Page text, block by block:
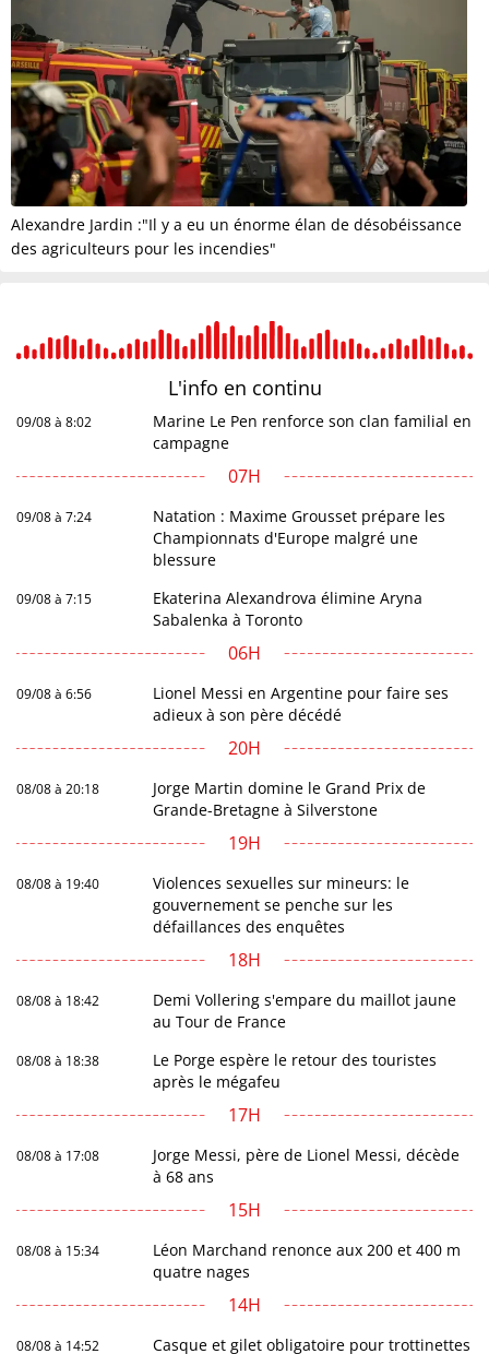
Alexandre Jardin :"Il y a eu un énorme élan de désobéissance
des agriculteurs pour les incendies"
L'info en continu
09/08 à 8:02
Marine Le Pen renforce son clan familial en
campagne
07H
09/08 à 7:24
Natation : Maxime Grousset prépare les
Championnats d'Europe malgré une
blessure
09/08 à 7:15
Ekaterina Alexandrova élimine Aryna
Sabalenka à Toronto
06H
09/08 à 6:56
Lionel Messi en Argentine pour faire ses
adieux à son père décédé
20H
08/08 à 20:18
Jorge Martin domine le Grand Prix de
Grande-Bretagne à Silverstone
19H
08/08 à 19:40
Violences sexuelles sur mineurs: le
gouvernement se penche sur les
défaillances des enquêtes
18H
08/08 à 18:42
Demi Vollering s'empare du maillot jaune
au Tour de France
08/08 à 18:38
Le Porge espère le retour des touristes
après le mégafeu
17H
08/08 à 17:08
Jorge Messi, père de Lionel Messi, décède
à 68 ans
15H
08/08 à 15:34
Léon Marchand renonce aux 200 et 400 m
quatre nages
14H
08/08 à 14:52
Casque et gilet obligatoire pour trottinettes